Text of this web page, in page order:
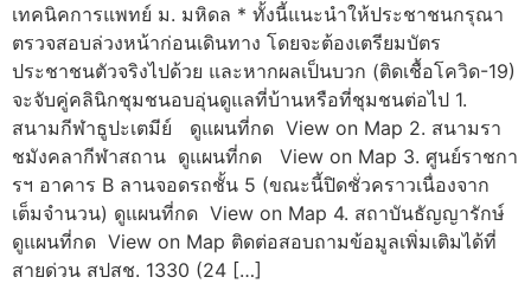
เทคนิคการแพทย์ ม. มหิดล * ทั้งนี้แนะนำให้ประชาชนกรุณา
ตรวจสอบล่วงหน้าก่อนเดินทาง โดยจะต้องเตรียมบัตร
ประชาชนตัวจริงไปด้วย และหากผลเป็นบวก (ติดเชื้อโควิด-19)
จะจับคู่คลินิกชุมชนอบอุ่นดูแลที่บ้านหรือที่ชุมชนต่อไป 1.
สนามกีฬาธูปะเตมีย์ ดูแผนที่กด View on Map 2. สนามรา
ชมังคลากีฬาสถาน ดูแผนที่กด View on Map 3. ศูนย์ราชกา
รฯ อาคาร B ลานจอดรถชั้น 5 (ขณะนี้ปิดชั่วคราวเนื่องจาก
เต็มจำนวน) ดูแผนที่กด View on Map 4. สถาบันธัญญารักษ์
ดูแผนที่กด View on Map ติดต่อสอบถามข้อมูลเพิ่มเติมได้ที่
สายด่วน สปสช. 1330 (24 […]